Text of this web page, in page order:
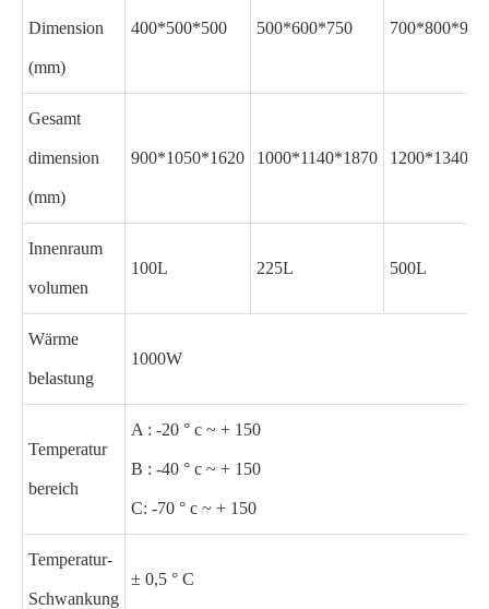
Dimension
(mm)
400*500*500 500*600*750 700*800*900
Gesamt
dimension
(mm)
900*1050*1620 1000*1140*1870
Innenraum
volumen
100L 225L 500L
Wärme
belastung
1000W
Temperatur
bereich
A : -20 ° c ~ + 150
B : -40 ° c ~ + 150
C: -70 ° c ~ + 150
Temperatur-
Schwankung
± 0,5 ° C